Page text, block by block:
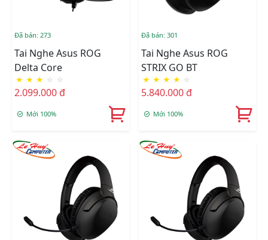
Đã bán: 273
Tai Nghe Asus ROG
Delta Core
★ ★ ★ ☆ ☆
2.099.000 đ
Mới 100%
Đã bán: 301
Tai Nghe Asus ROG
STRIX GO BT
★ ★ ★ ★ ☆
5.840.000 đ
Mới 100%